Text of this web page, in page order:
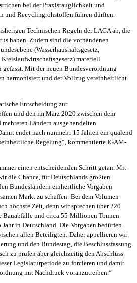
bei der Praxistauglichkeit und
und Recyclingrohstoffen führen dürften.
Technischen Regeln der LAGA ab, die
haben. Zudem sind die vorhandenen
(Wasserhaushaltsgesetz,
materiell
Mit der neuen Bundesverordnung
harmonisiert und der Vollzug vereinheitlicht
Entscheidung zur
und den im März 2020 zwischen dem
Ländern ausgehandelten
endet nach nunmehr 15 Jahren ein quälend
Regelung“, kommentierte IGAM-
einen entscheidenden Schritt getan. Mit
die Chance, für Deutschlands größten
Bundesländern einheitliche Vorgaben
Markt zu schaffen. Bei dem Volumen
höchste Zeit, denn wir sprechen über 220
und circa 55 Millionen Tonnen
in Deutschland. Die Vorgaben bedürfen
allen Beteiligten. Daher appellieren wir
und den Bundestag, die Beschlussfassung
zu prüfen aber gleichzeitig den Abschluss
Legislaturperiode zu forcieren und damit
mit Nachdruck voranzutreiben.“